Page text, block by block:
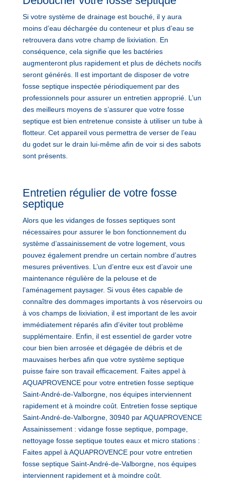
Si votre système de drainage est bouché, il y aura
moins d’eau déchargée du conteneur et plus d’eau se
retrouvera dans votre champ de lixiviation. En
conséquence, cela signifie que les bactéries
augmenteront plus rapidement et plus de déchets nocifs
seront générés. Il est important de disposer de votre
fosse septique inspectée périodiquement par des
professionnels pour assurer un entretien approprié. L’un
des meilleurs moyens de s’assurer que votre fosse
septique est bien entretenue consiste à utiliser un tube à
flotteur. Cet appareil vous permettra de verser de l’eau
du godet sur le drain lui-même afin de voir si des sabots
sont présents.
Entretien régulier de votre fosse
septique
Alors que les vidanges de fosses septiques sont
nécessaires pour assurer le bon fonctionnement du
système d’assainissement de votre logement, vous
pouvez également prendre un certain nombre d’autres
mesures préventives. L’un d’entre eux est d’avoir une
maintenance régulière de la pelouse et de
l’aménagement paysager. Si vous êtes capable de
connaître des dommages importants à vos réservoirs ou
à vos champs de lixiviation, il est important de les avoir
immédiatement réparés afin d’éviter tout problème
supplémentaire. Enfin, il est essentiel de garder votre
cour bien bien arrosée et dégagée de débris et de
mauvaises herbes afin que votre système septique
puisse faire son travail efficacement. Faites appel à
AQUAPROVENCE pour votre entretien fosse septique
Saint-André-de-Valborgne, nos équipes interviennent
rapidement et à moindre coût. Entretien fosse septique
Saint-André-de-Valborgne, 30940 par AQUAPROVENCE
Assainissement : vidange fosse septique, pompage,
nettoyage fosse septique toutes eaux et micro stations :
Faites appel à AQUAPROVENCE pour votre entretien
fosse septique Saint-André-de-Valborgne, nos équipes
interviennent rapidement et à moindre coût.